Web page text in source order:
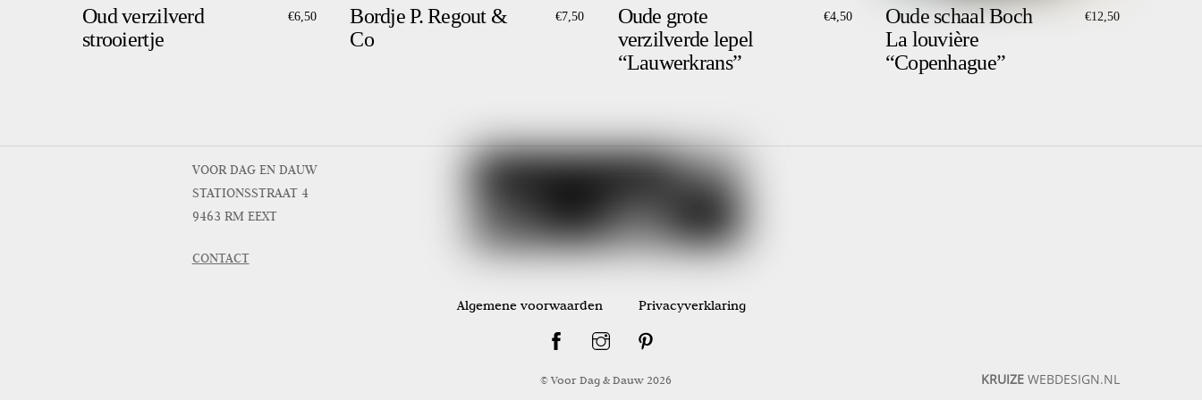
Oud verzilverd
strooiertje
€6,50
Bordje P. Regout &
Co
€7,50
Oude grote
verzilverde lepel
“Lauwerkrans”
€4,50
Oude schaal Boch
La louvière
“Copenhague”
€12,50
VOOR DAG EN DAUW
STATIONSSTRAAT 4
9463 RM EEXT
CONTACT
Algemene voorwaarden Privacyverklaring
© Voor Dag & Dauw 2026 KRUIZEWEBDESIGN.NL